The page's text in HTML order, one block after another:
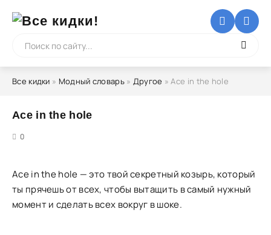
Все кидки » Модный словарь» Другое » Ace in the hole
Ace in the hole
0
Ace in the hole — это твой секретный козырь, который
ты прячешь от всех, чтобы вытащить в самый нужный
момент и сделать всех вокруг в шоке.